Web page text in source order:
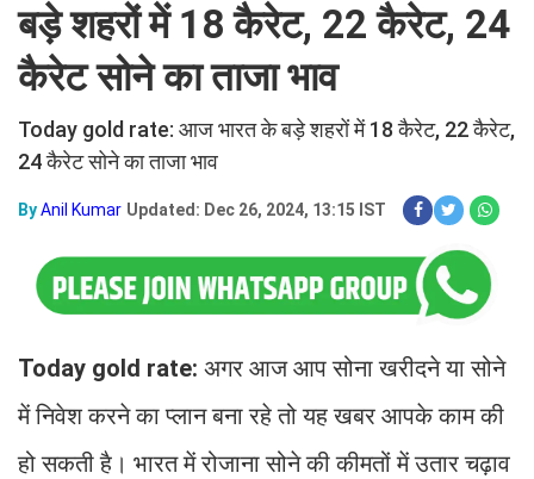
बड़े शहरों में 18 कैरेट, 22 कैरेट, 24
कैरेट सोने का ताजा भाव
Today gold rate: आज भारत के बड़े शहरों में 18 कैरेट, 22 कैरेट,
24 कैरेट सोने का ताजा भाव
ByAnil Kumar Updated: Dec 26, 2024, 13:15 IST
Today gold rate: अगर आज आप सोना खरीदने या सोने
में निवेश करने का प्लान बना रहे तो यह खबर आपके काम की
हो सकती है। भारत में रोजाना सोने की कीमतों में उतार चढ़ाव